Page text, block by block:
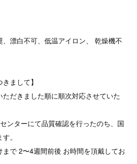
、漂白不可、低温アイロン、 乾燥機不
まして】
だきました順に順次対応させていた
ンターにて品質確認を行ったのち、国
。
で 2〜4週間前後 お時間を頂戴してお